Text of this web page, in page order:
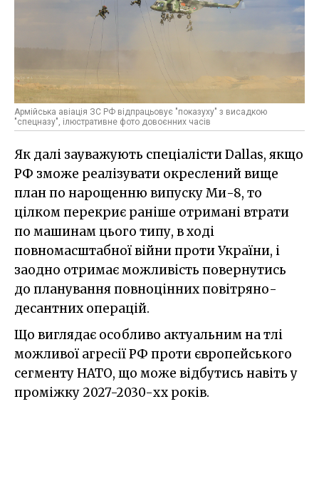
Армійська авіація ЗС РФ відпрацьовує "показуху" з висадкою
"спецназу", ілюстративне фото довоєнних часів
Як далі зауважують спеціалісти Dallas, якщо
РФ зможе реалізувати окреслений вище
план по нарощенню випуску Ми-8, то
цілком перекриє раніше отримані втрати
по машинам цього типу, в ході
повномасштабної війни проти України, і
заодно отримає можливість повернутись
до планування повноцінних повітряно-
десантних операцій.
Що виглядає особливо актуальним на тлі
можливої агресії РФ проти європейського
сегменту НАТО, що може відбутись навіть у
проміжку 2027-2030-хх років.